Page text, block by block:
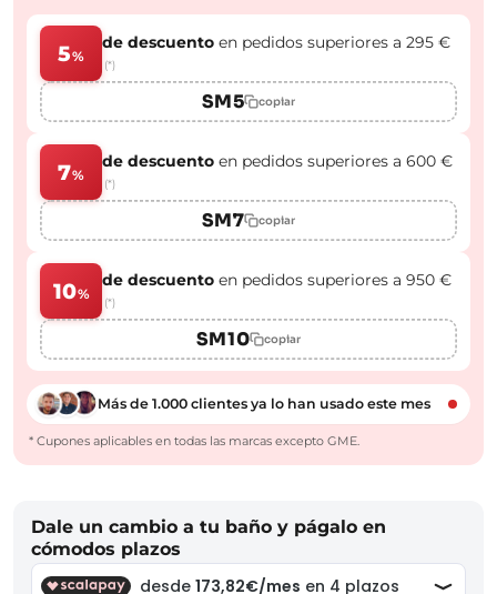
5%
de descuento en pedidos superiores a 295 €
(*)
SM5 copiar
7%
de descuento en pedidos superiores a 600 €
(*)
SM7 copiar
10%
de descuento en pedidos superiores a 950 €
(*)
SM10 copiar
Más de 1.000 clientes ya lo han usado este mes
* Cupones aplicables en todas las marcas excepto GME.
Dale un cambio a tu baño y págalo en
cómodos plazos